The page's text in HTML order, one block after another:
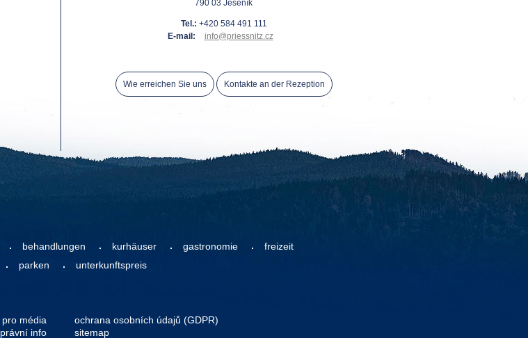
790 03 Jeseník
Tel.: +420 584 491 111
E-mail:
info@priessnitz.cz
Wie erreichen Sie uns Kontakte an der Rezeption
behandlungen kurhäuser gastronomie
freizeit
parken unterkunftspreis
pro média
právní info
ochrana osobních údajů (GDPR)
sitemap